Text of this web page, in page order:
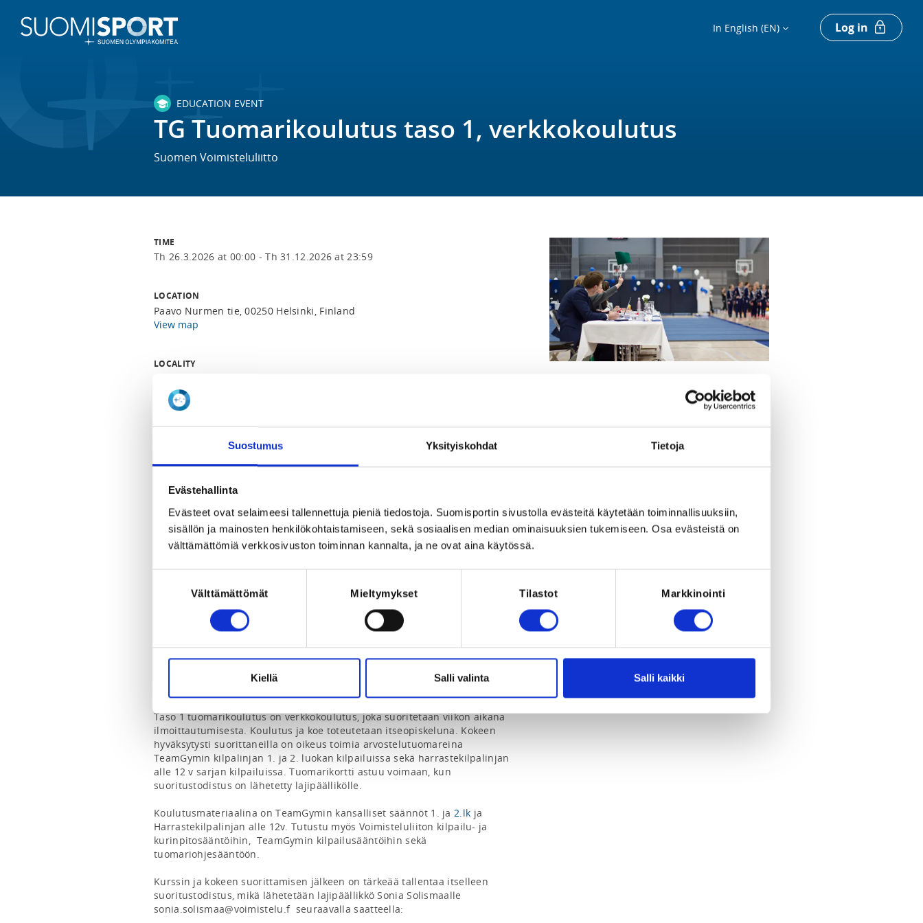
Suostumus Yksityiskohdat Tietoja
Evästehallinta
Evästeet ovat selaimeesi tallennettuja pieniä tiedostoja. Suomisportin sivustolla evästeitä käytetään toiminnallisuuksiin,
sisällön ja mainosten henkilökohtaistamiseen, sekä sosiaalisen median ominaisuuksien tukemiseen. Osa evästeistä on
välttämättömiä verkkosivuston toiminnan kannalta, ja ne ovat aina käytössä.
Välttämättömät Mieltymykset Tilastot Markkinointi
Kiellä Salli valinta Salli kaikki
In English (EN) Log in
EDUCATION EVENT
TG Tuomarikoulutus taso 1, verkkokoulutus
Suomen Voimisteluliitto
TIME
Th 26.3.2026 at 00:00 -Th 31.12.2026 at 23:59
LOCATION
Paavo Nurmen tie, 00250 Helsinki, Finland
View map
LOCALITY
TeamGym
REGISTRATION PERIOD
Th 26.3.2026 at 00:00 - Th 31.12.2026 at 23:59
PRICE
Jäsenhinta 100,00 € - Voimisteluliiton jäsenille
Sonia Solismaa
sonia.solismaa@voimistelu.fi
0407770087
TeamGymin taso 1 tuomarikoulutus on tarkoitettu aloitteleville
tuomareille. Koulutukseen voi osallistua kuka tahansa, mutta vain 15
Taso 1 tuomarikoulutus on verkkokoulutus, joka suoritetaan viikon aikana
ilmoittautumisesta. Koulutus ja koe toteutetaan itseopiskeluna. Kokeen
hyväksytysti suorittaneilla on oikeus toimia arvostelutuomareina
TeamGymin kilpalinjan 1. ja 2. luokan kilpailuissa sekä harrastekilpalinjan
alle 12 v sarjan kilpailuissa. Tuomarikortti astuu voimaan, kun
suoritustodistus on lähetetty lajipäällikölle.
Koulutusmateriaalina on TeamGymin kansalliset säännöt 1. ja 2.lk ja
Harrastekilpalinjan alle 12v. Tutustu myös Voimisteluliiton kilpailu- ja
kurinpitosääntöihin,  TeamGymin kilpailusääntöihin sekä
tuomariohjesääntöön.
Kurssin ja kokeen suorittamisen jälkeen on tärkeää tallentaa itselleen
suoritustodistus, mikä lähetetään lajipäällikkö Sonia Solismaalle
sonia.solismaa@voimistelu.f  seuraavalla saatteella:
Register